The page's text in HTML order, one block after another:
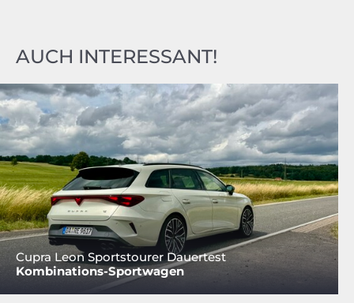
AUCH INTERESSANT!
Cupra Leon Sportstourer Dauertest
Kombinations-Sportwagen